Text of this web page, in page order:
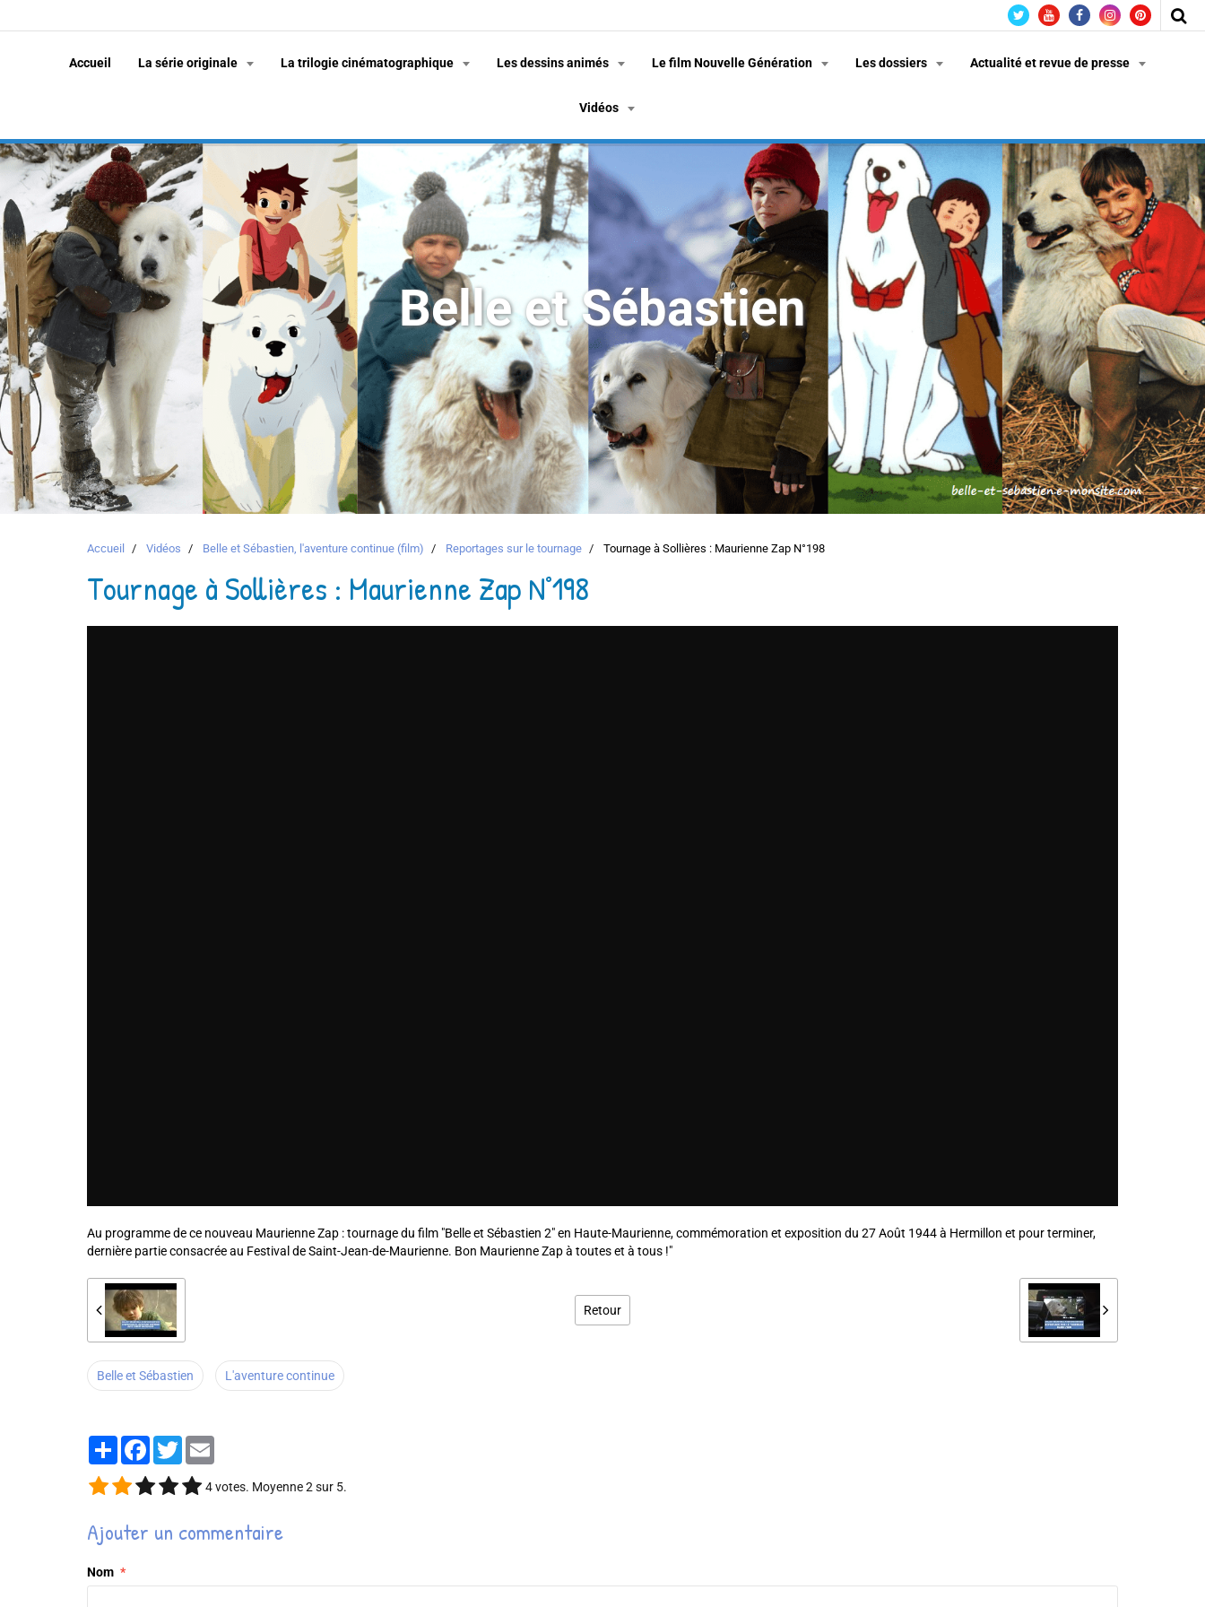
Accueil La série originale La trilogie cinématographique Les dessins animés Le film Nouvelle Génération Les dossiers Actualité et revue de presse
Vidéos
Belle et Sébastien
Accueil Vidéos Belle et Sébastien, l'aventure continue (film) Reportages sur le tournage Tournage à Sollières : Maurienne Zap N°198
Tournage à Sollières : Maurienne Zap N°198
Au programme de ce nouveau Maurienne Zap : tournage du film "Belle et Sébastien 2" en Haute-Maurienne, commémoration et exposition du 27 Août 1944 à Hermillon et pour terminer,
dernière partie consacrée au Festival de Saint-Jean-de-Maurienne. Bon Maurienne Zap à toutes et à tous !"
Retour
Belle et Sébastien L'aventure continue
PartagerFacebook
Twitter
4votes. Moyenne2 sur 5.
Ajouter un commentaire
Nom